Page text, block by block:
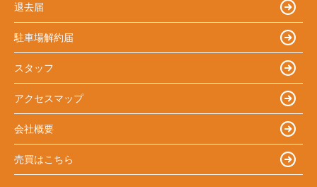
退去届
駐車場解約届
スタッフ
アクセスマップ
会社概要
売買はこちら